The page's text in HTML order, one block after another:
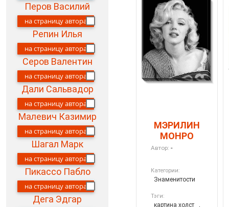
Перов Василий
на страницу автора
Репин Илья
на страницу автора
Серов Валентин
на страницу автора
Дали Сальвадор
на страницу автора
Малевич Казимир
на страницу автора
Шагал Марк
на страницу автора
Пикассо Пабло
на страницу автора
Дега Эдгар
МЭРИЛИН
МОНРО
Автор: -
Категории:
Знаменитости
Тэги:
картина холст
,